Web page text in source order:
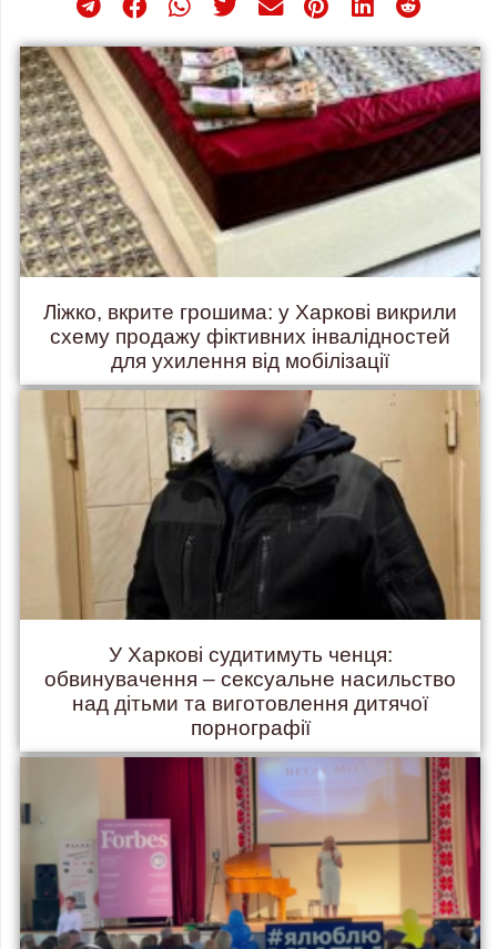
Ліжко, вкрите грошима: у Харкові викрили
схему продажу фіктивних інвалідностей
для ухилення від мобілізації
У Харкові судитимуть ченця:
обвинувачення – сексуальне насильство
над дітьми та виготовлення дитячої
порнографії